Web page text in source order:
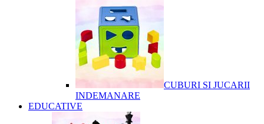
CUBURI SI JUCARII
INDEMANARE
EDUCATIVE